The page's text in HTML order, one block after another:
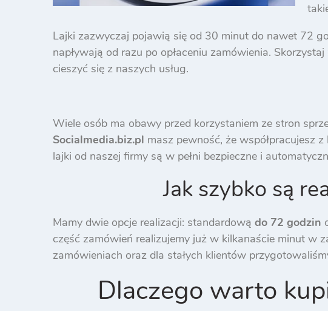
Lajki zazwyczaj pojawią się od 30 minut do nawet 72
napływają od razu po opłaceniu zamówienia.
cieszyć się z naszych usług.
Wiele osób ma obawy przed korzystaniem ze stron
Socialmedia.biz.pl masz pewność, że współpracujesz
lajki od naszej firmy są w pełni bezpieczne i
Jak szybko są
Mamy dwie opcje realizacji: standardową do 72 godzin
część zamówień realizujemy już w kilkanaście minut w
zamówieniach oraz dla stałych klientów
Dlaczego warto